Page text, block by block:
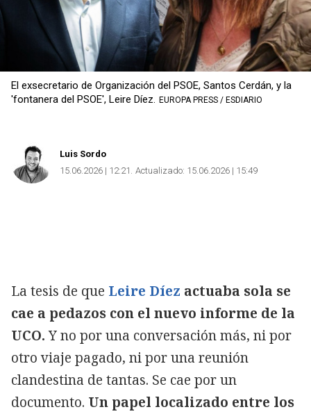
Copiar
El exsecretario de Organización del PSOE, Santos Cerdán, y la
'fontanera del PSOE', Leire Díez. EUROPA PRESS / ESDIARIO
Luis Sordo
15.06.2026 | 12:21 Actualizado: 15.06.2026 | 15:49
La tesis de que Leire Díez actuaba sola se
cae a pedazos con el nuevo informe de la
UCO.Y no por una conversación más, ni por
otro viaje pagado, ni por una reunión
clandestina de tantas. Se cae por un
documento. Un papel localizado entre los